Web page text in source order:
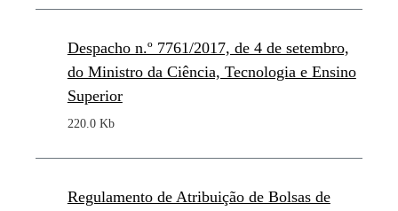
Despacho n.º 7761/2017, de 4 de setembro,
do Ministro da Ciência, Tecnologia e Ensino
Superior
220.0 Kb
Regulamento de Atribuição de Bolsas de